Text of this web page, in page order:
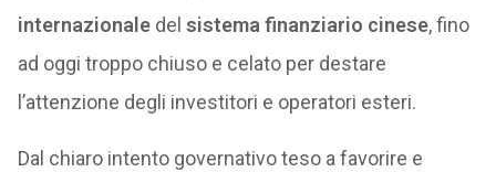
internazionale del sistema finanziario cinese, fino
ad oggi troppo chiuso e celato per destare
l’attenzione degli investitori e operatori esteri.
Dal chiaro intento governativo teso a favorire e